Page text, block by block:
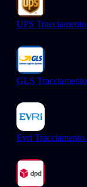
UPS
GLS
Evri